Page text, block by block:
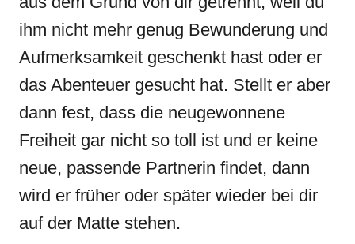
ihm nicht mehr genug Bewunderung und
Aufmerksamkeit geschenkt hast oder er
das Abenteuer gesucht hat. Stellt er aber
dann fest, dass die neugewonnene
Freiheit gar nicht so toll ist und er keine
neue, passende Partnerin findet, dann
wird er früher oder später wieder bei dir
auf der Matte stehen.